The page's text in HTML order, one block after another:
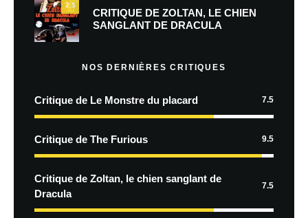
7.5
CRITIQUE DE ZOLTAN, LE CHIEN
SANGLANT DE DRACULA
NOS DERNIÈRES CRITIQUES
Critique de Le Monstre du placard 7.5
Critique de The Furious 9.5
Critique de Zoltan, le chien sanglant de
Dracula
7.5